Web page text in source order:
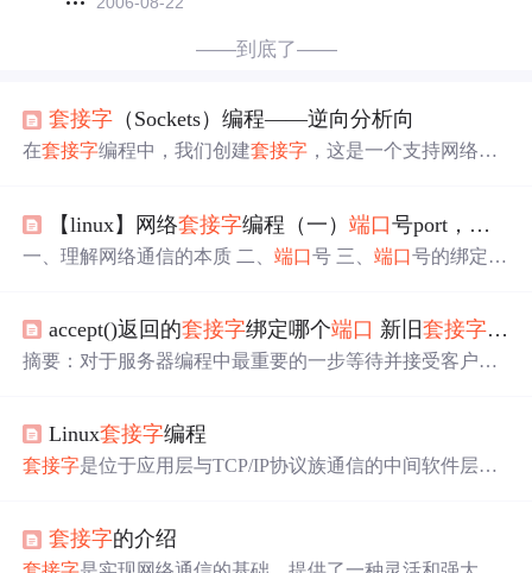
——到底了——
套接字 （Sockets）编程——逆向分析向
在套接字编程中，我们创建套接字 ，这是一个支持网络请
连接。逆向工程师可以使用套接字编程创建客户端和服务
器，以模拟和分析未知或专有的网络协议。在逆向工程
器和浏览器，数据库服务器和客户端应用程序，都依赖于
进程间通信。逆向工程师可以使用
套接字编程来拦截网络
通信，分析传输的数据，并可能修改数据包以测试应用程
【linux】网络套接字编程（一）端口号port，认识UDP协议和TCP协议，网络
一、理解网络通信的本质 二、端口号 三、端口号的绑定
accept()返回的套接字绑定哪个端口 新旧套接字的
摘要：对于服务器编程中最重要的一步等待并接受客户的
这个已经建立的连接返回给用户程序，此时用户程序就可
以与自己的客户进行点到点的通信了。 accept函数等待并
Linux套接字编程
套接字是位于应用层与TCP/IP协议族通信的中间软件层抽
套接字的介绍